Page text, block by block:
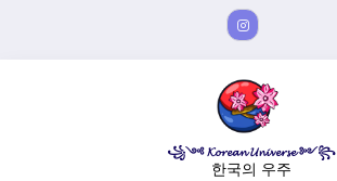
꧁༺ 𝓚𝓸𝓻𝓮𝓪𝓷 𝓤𝓷𝓲𝓿𝓮𝓻𝓼𝓮 ༻꧂
한국의 우주